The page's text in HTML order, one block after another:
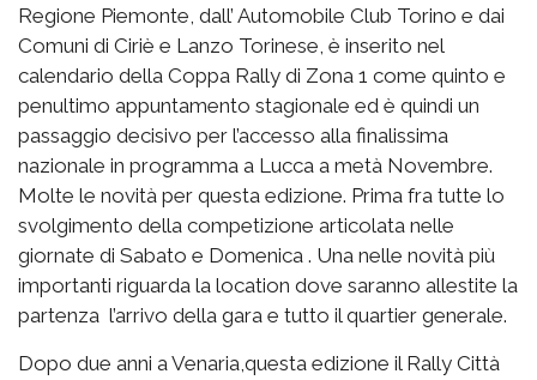
Regione Piemonte, dall’ Automobile Club Torino e dai
Comuni di Ciriè e Lanzo Torinese, è inserito nel
calendario della Coppa Rally di Zona 1 come quinto e
penultimo appuntamento stagionale ed è quindi un
passaggio decisivo per l’accesso alla finalissima
nazionale in programma a Lucca a metà Novembre.
Molte le novità per questa edizione. Prima fra tutte lo
svolgimento della competizione articolata nelle
giornate di Sabato e Domenica . Una nelle novità più
importanti riguarda la location dove saranno allestite la
partenza l’arrivo della gara e tutto il quartier generale.
Dopo due anni a Venaria,questa edizione il Rally Città